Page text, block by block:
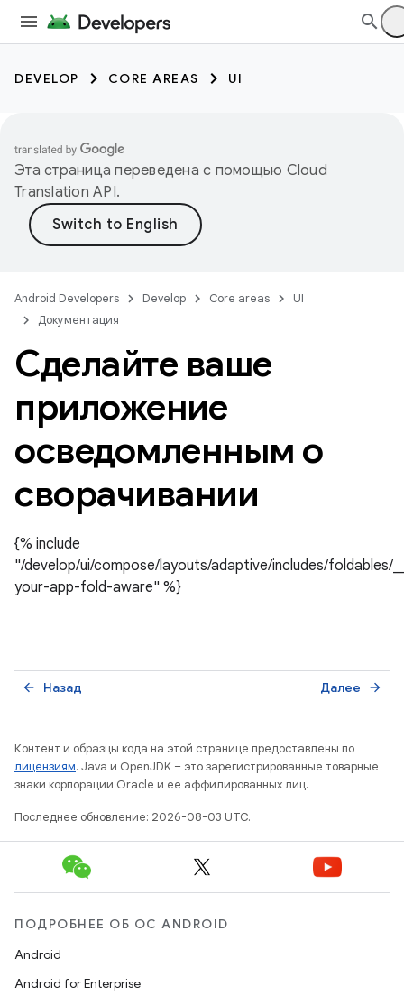
DEVELOP CORE AREAS UI
Эта страница переведена с помощью Cloud
Translation API.
Android Developers Develop Core areas
UI
Документация
Сделайте ваше
приложение
осведомленным о
сворачивании
{% include
"/develop/ui/compose/layouts/adaptive/includes/foldables/
your-app-fold-aware" %}
Назад
arrow_back Далее arrow_forward
Контент и образцы кода на этой странице предоставлены по
лицензиям. Java и OpenJDK – это зарегистрированные товарные
знаки корпорации Oracle и ее аффилированных лиц.
Последнее обновление: 2026-08-03 UTC.
ПОДРОБНЕЕ ОБ ОС ANDROID
Android
Android for Enterprise